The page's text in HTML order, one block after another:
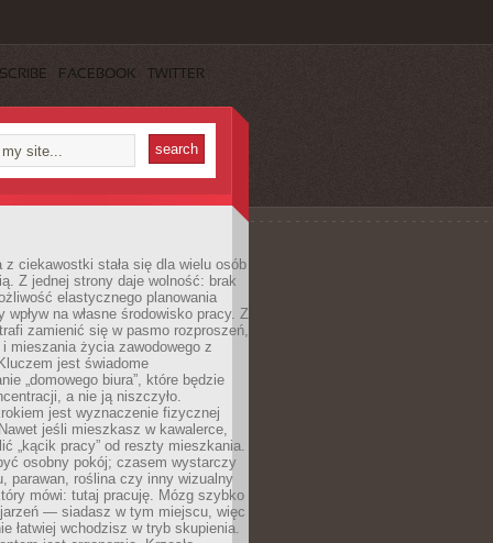
FACEBOOK TWITTER
z ciekawostki stała się dla wielu osób
Z jednej strony daje wolność: brak
elastycznego planowania
wpływ na własne środowisko pracy. Z
zamienić się w pasmo rozproszeń,
mieszania życia zawodowego z
jest świadome
„domowego biura”, które będzie
a nie ją niszczyło.
jest wyznaczenie fizycznej
jeśli mieszkasz w kawalerce,
„kącik pracy” od reszty mieszkania.
osobny pokój; czasem wystarczy
parawan, roślina czy inny wizualny
mówi: tutaj pracuję. Mózg szybko
— siadasz w tym miejscu, więc
łatwiej wchodzisz w tryb skupienia.